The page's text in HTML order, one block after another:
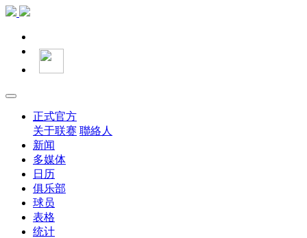
正式官方
关于联赛 聯絡人
新闻
多媒体
日历
俱乐部
球员
表格
统计